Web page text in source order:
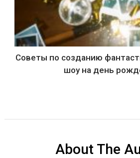
Советы по созданию
шоу на день
About The